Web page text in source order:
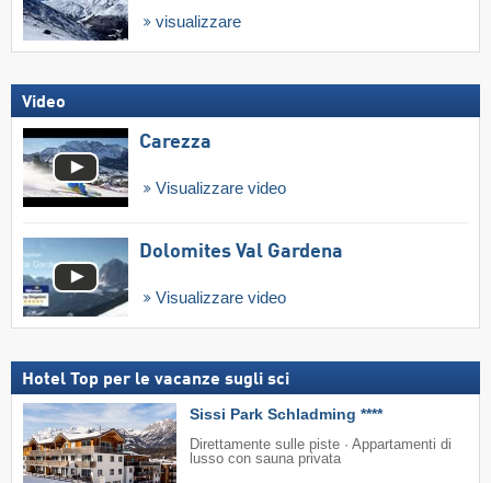
visualizzare
Video
Carezza
Visualizzare video
Dolomites Val Gardena
Visualizzare video
Hotel Top per le vacanze sugli sci
Sissi Park Schladming ****
Direttamente sulle piste · Appartamenti di
lusso con sauna privata